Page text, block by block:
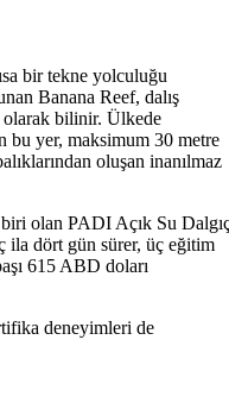
bir tekne yolculuğu
Banana Reef, dalış
olarak bilinir. Ülkede
bu yer, maksimum 30 metre
oluşan inanılmaz
biri olan PADI Açık Su
ila dört gün sürer, üç eğitim
615 ABD doları
deneyimleri de